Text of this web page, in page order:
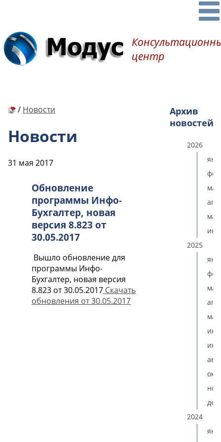
центр
/ Новости
Новости
31 мая 2017
Обновление
программы Инфо-
Бухгалтер, новая
версия 8.823 от
30.05.2017
Вышло обновление для
программы Инфо-
Бухгалтер, новая версия
8.823 от 30.05.2017 Скачать
обновления от 30.05.2017
Архив
новостей
2026
мая
2025
мая
2024